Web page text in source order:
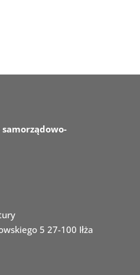
samorządowo-
5 27-100 Iłża